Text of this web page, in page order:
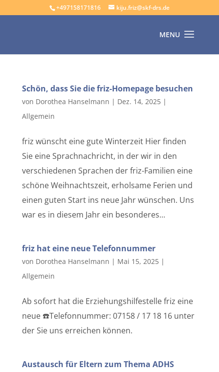
+497158171816 kiju.friz@skf-drs.de
Schön, dass Sie die friz-Homepage besuchen
von Dorothea Hanselmann | Dez. 14, 2025|
Allgemein
friz wünscht eine gute Winterzeit Hier finden
Sie eine Sprachnachricht, in der wir in den
verschiedenen Sprachen der friz-Familien eine
schöne Weihnachtszeit, erholsame Ferien und
einen guten Start ins neue Jahr wünschen. Uns
war es in diesem Jahr ein besonderes...
friz hat eine neue Telefonnummer
von Dorothea Hanselmann | Mai 15, 2025|
Allgemein
Ab sofort hat die Erziehungshilfestelle friz eine
neue ☎️Telefonnummer: 07158 / 17 18 16 unter
der Sie uns erreichen können.
Austausch für Eltern zum Thema ADHS